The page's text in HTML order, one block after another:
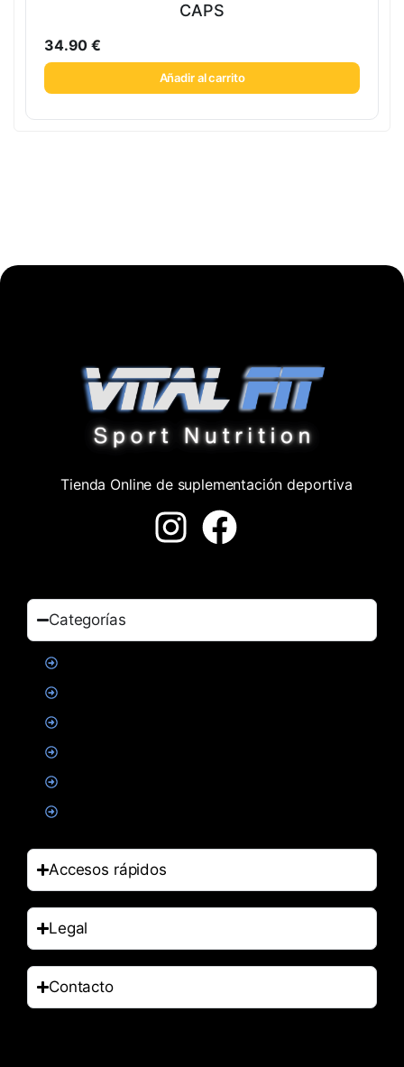
CAPS
34.90€
Añadir al carrito
Tienda Online de suplementación deportiva
Categorías
Accesos rápidos
Legal
Contacto